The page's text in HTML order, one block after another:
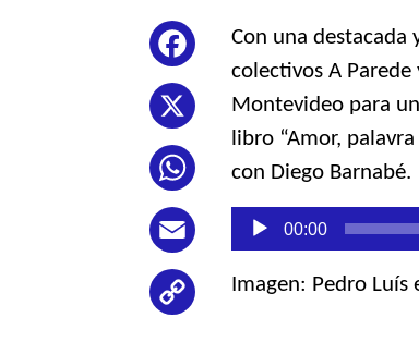
Facebook
WhatsApp
Copy
Con una destacada
colectivos A
Montevideo para
libro “Amor,
con Diego Barnabé.
Reproductor
00:00
Imagen: Pedro